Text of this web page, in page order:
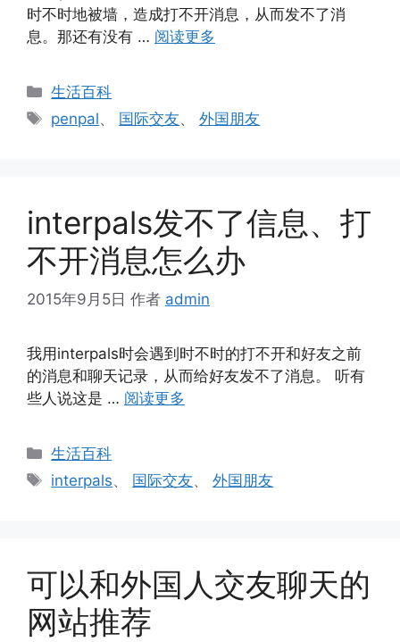
时不时地被墙，造成打不开消息，从而发不了消
息。那还有没有 … 阅读更多
分
生活百科
标
penpal、 国际交友、外国朋友
interpals发不了信息、打
不开消息怎么办
2015年9月5日 作者 admin
我用interpals时会遇到时不时的打不开和好友之前
的消息和聊天记录，从而给好友发不了消息。 听有
些人说这是 … 阅读更多
分
类
生活百科
标
interpals、 国际交友、外国朋友
可以和外国人交友聊天的
网站推荐